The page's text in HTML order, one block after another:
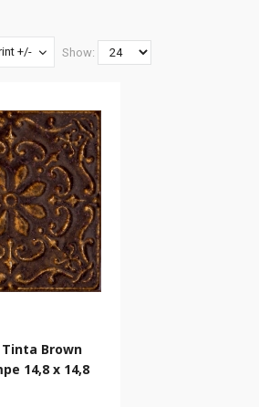
+/- Show:
Brown
14,8 x 14,8